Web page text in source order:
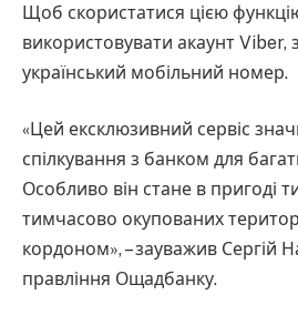
Щоб скористатися цією
використовувати акаунт Viber,
український мобільний номер.
«Цей ексклюзивний сервіс
спілкування з банком для
Особливо він стане в пригоді
тимчасово окупованих
кордоном», – зауважив Сергій
правління Ощадбанку.